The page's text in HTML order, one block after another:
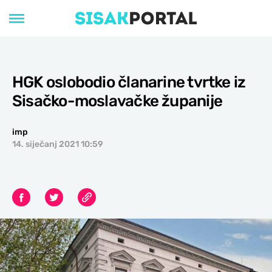
HGK oslobodio članarine tvrtke iz
Sisačko-moslavačke županije
imp
14. siječanj 2021 10:59